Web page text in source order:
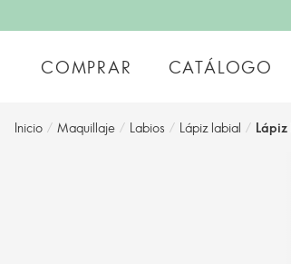
COMPRAR CATÁLOGO
Inicio / Maquillaje / Labios / Lápiz labial / Lápiz